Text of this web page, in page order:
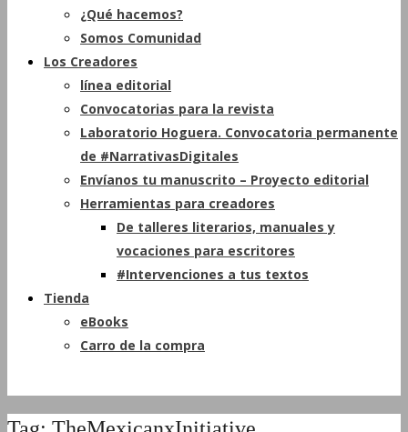
¿Qué hacemos?
Somos Comunidad
Los Creadores
línea editorial
Convocatorias para la revista
Laboratorio Hoguera. Convocatoria permanente
de #NarrativasDigitales
Envíanos tu manuscrito – Proyecto editorial
Herramientas para creadores
De talleres literarios, manuales y
vocaciones para escritores
#Intervenciones a tus textos
Tienda
eBooks
Carro de la compra